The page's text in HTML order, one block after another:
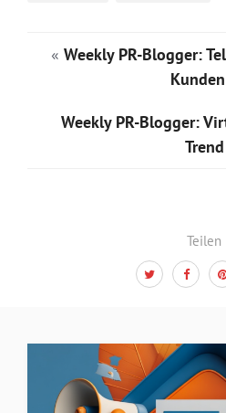
Teilen
« Weekly PR-Blogger:
Kunden
Weekly PR-Blogger:
Trend